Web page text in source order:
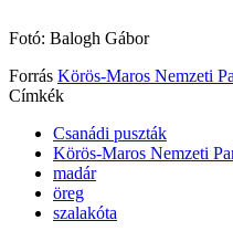
Fotó: Balogh Gábor
Forrás Körös-Maros Nemzeti
Címkék
Csanádi puszták
Körös-Maros Nemzeti
madár
öreg
szalakóta